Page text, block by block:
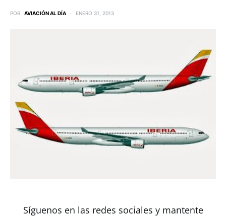
POR AVIACIÓN AL DÍA ENERO 31, 2013
Síguenos en las redes sociales y mantente